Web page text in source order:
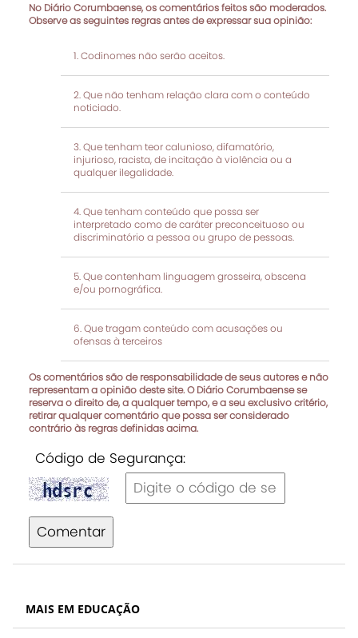
No Diário Corumbaense, os comentários feitos são moderados.
Observe as seguintes regras antes de expressar sua opinião:
Codinomes não serão aceitos.
Que não tenham relação clara com o conteúdo
noticiado.
Que tenham teor calunioso, difamatório,
injurioso, racista, de incitação à violência ou a
qualquer ilegalidade.
Que tenham conteúdo que possa ser
interpretado como de caráter preconceituoso ou
discriminatório a pessoa ou grupo de pessoas.
Que contenham linguagem grosseira, obscena
e/ou pornográfica.
Que tragam conteúdo com acusações ou
ofensas à terceiros
Os comentários são de responsabilidade de seus autores e não
representam a opinião deste site. O Diário Corumbaense se
reserva o direito de, a qualquer tempo, e a seu exclusivo critério,
retirar qualquer comentário que possa ser considerado
contrário às regras definidas acima.
Código de Segurança:
Comentar
MAIS EM EDUCAÇÃO